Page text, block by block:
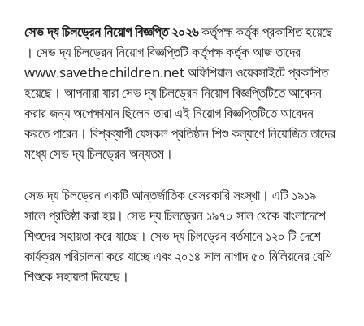
সেভ দ্য চিলড্রেন নিয়োগ বিজ্ঞপ্তি ২০২৬কর্তৃপক্ষ কর্তৃক প্রকাশিত হয়েছে
। সেভ দ্য চিলড্রেন নিয়োগ বিজ্ঞপ্তিটি কর্তৃপক্ষ কর্তৃক আজ তাদের
www.savethechildren.net অফিশিয়াল ওয়েবসাইটে প্রকাশিত
হয়েছে। আপনারা যারা সেভ দ্য চিলড্রেন নিয়োগ বিজ্ঞপ্তিটিতে আবেদন
করার জন্য অপেক্ষামান ছিলেন তারা এই নিয়োগ বিজ্ঞপ্তিটিতে আবেদন
করতে পারেন। বিশ্বব্যাপী যেসকল প্রতিষ্ঠান শিশু কল্যাণে নিয়োজিত তাদের
মধ্যে সেভ দ্য চিলড্রেন অন্যতম।
সেভ দ্য চিলড্রেন একটি আন্তর্জাতিক বেসরকারি সংস্থা। এটি ১৯১৯
সালে প্রতিষ্ঠা করা হয়। সেভ দ্য চিলড্রেন ১৯৭০ সাল থেকে বাংলাদেশে
শিশুদের সহায়তা করে যাচ্ছে। সেভ দ্য চিলড্রেন বর্তমানে ১২০ টি দেশে
কার্যক্রম পরিচালনা করে যাচ্ছে এবং ২০১৪ সাল নাগাদ ৫০ মিলিয়নের বেশি
শিশুকে সহায়তা দিয়েছে।